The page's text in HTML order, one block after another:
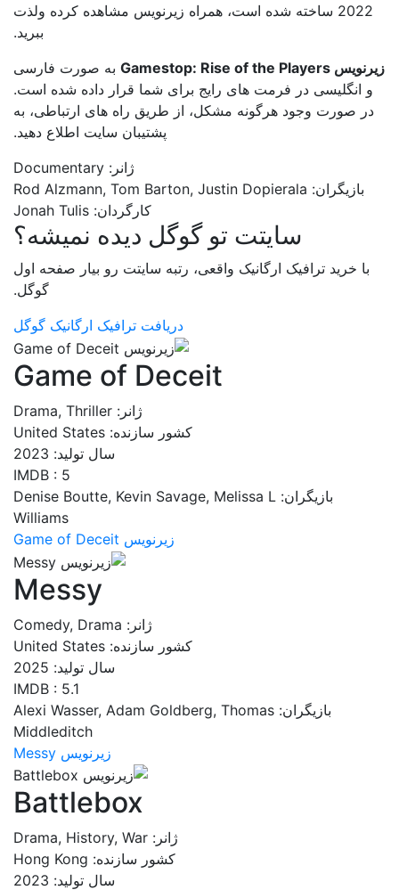
2022 ساخته شده است، همراه زیرنویس مشاهده کرده ولذت
ببرید.
زیرنویس Gamestop: Rise of the Players
به صورت فارسی
و انگلیسی در فرمت های رایج برای شما قرار داده شده است.
در صورت وجود هرگونه مشکل، از طریق راه های ارتباطی، به
پشتیبان سایت اطلاع دهید.
ژانر: Documentary
بازیگران: Rod Alzmann, Tom Barton, Justin Dopierala
کارگردان: Jonah Tulis
سایتت تو گوگل دیده نمیشه؟
با خرید ترافیک ارگانیک واقعی، رتبه سایتت رو بیار صفحه اول
گوگل.
دریافت ترافیک ارگانیک گوگل
Game of Deceit
ژانر: Drama, Thriller
کشور سازنده: United States
سال تولید: 2023
IMDB : 5
بازیگران: Denise Boutte, Kevin Savage, Melissa L
Williams
زیرنویس Game of Deceit
Messy
ژانر: Comedy, Drama
کشور سازنده: United States
سال تولید: 2025
IMDB : 5.1
بازیگران: Alexi Wasser, Adam Goldberg, Thomas
Middleditch
زیرنویس Messy
Battlebox
ژانر: Drama, History, War
کشور سازنده: Hong Kong
سال تولید: 2023